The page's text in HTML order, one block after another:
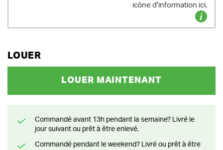
icône d'information ici.
LOUER
LOUER MAINTENANT
Commandé avant 13h pendant la semaine? Livré le
jour suivant ou prêt à être enlevé.
Commandé pendant le weekend? Livré ou prêt à être